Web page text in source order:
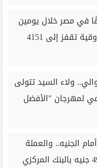
35 جنيهًا في مصر خلال يومين
رغم قوة الجنيه.. والأوقية تقفز إلى 4151
ولاء السيد تتولى
لمهرجان "الأفضل
الجنيه.. والعملة